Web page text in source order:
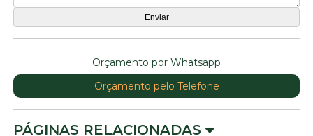
Orçamento por Whatsapp
Orçamento pelo Telefone
PÁGINAS RELACIONADAS